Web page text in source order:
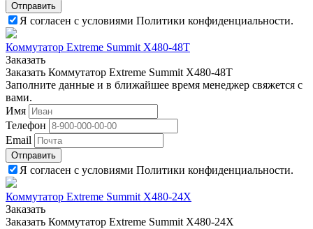
Отправить
Я согласен с условиями Политики конфиденциальности.
Коммутатор Extreme Summit X480-48T
Заказать
Заказать Коммутатор Extreme Summit X480-48T
Заполните данные и в ближайшее время менеджер свяжется с
вами.
Имя
Телефон
Email
Отправить
Я согласен с условиями Политики конфиденциальности.
Коммутатор Extreme Summit X480-24X
Заказать
Заказать Коммутатор Extreme Summit X480-24X